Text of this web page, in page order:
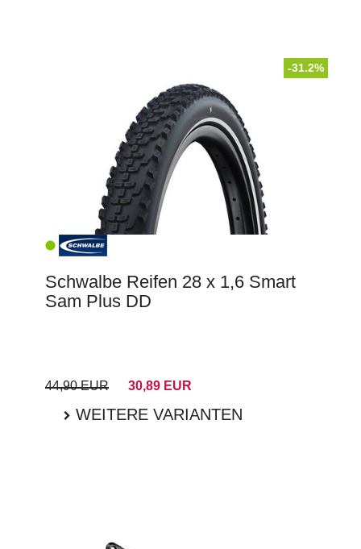
-31.2%
Schwalbe Reifen 28 x 1,6 Smart
Sam Plus DD
44,90 EUR 30,89 EUR
WEITERE VARIANTEN